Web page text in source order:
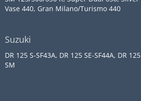
Vase 440, Gran Milano/Turismo 440
Suzuki
DR 125 S-SF43A, DR 125 SE-SF44A, DR 125
SM